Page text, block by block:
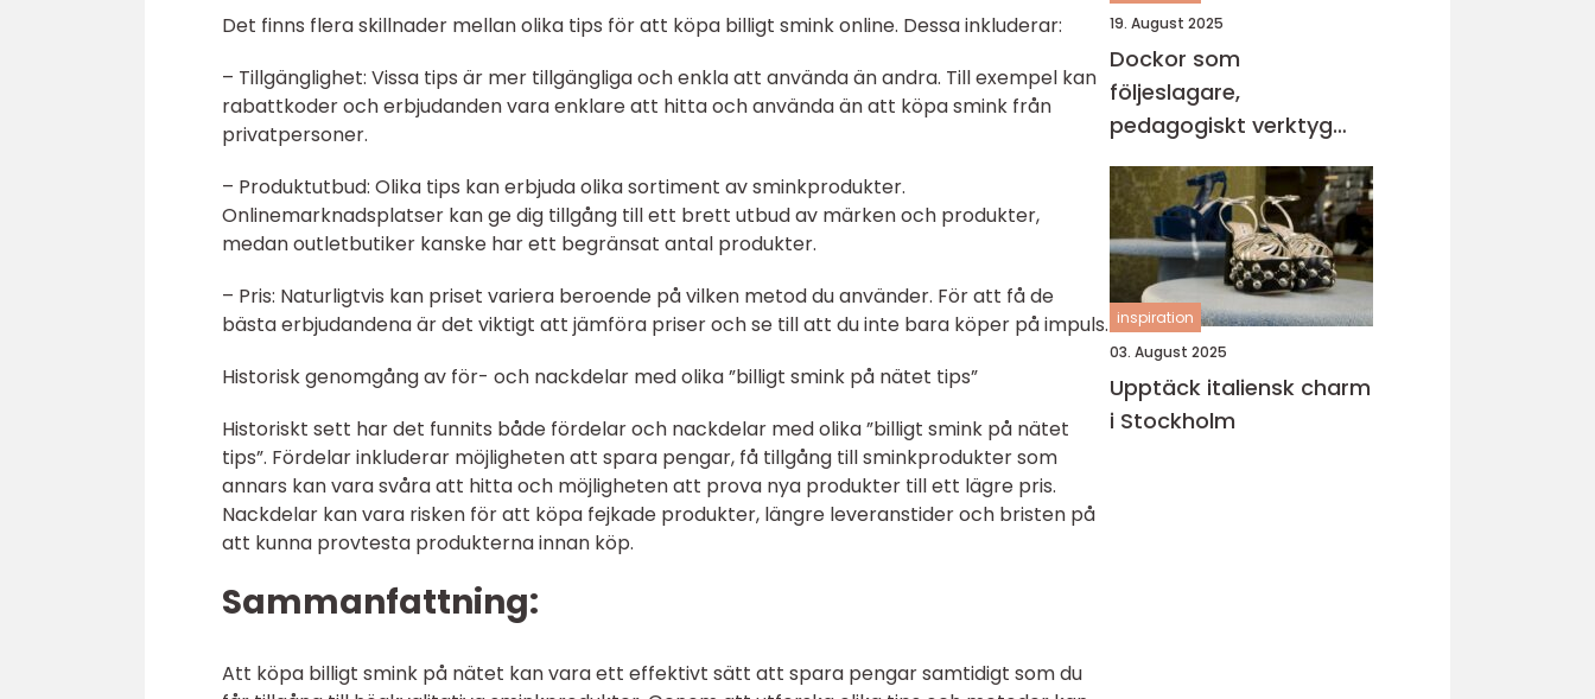
Det finns flera skillnader mellan olika tips för att köpa billigt smink online. Dessa inkluderar:
– Tillgänglighet: Vissa tips är mer tillgängliga och enkla att använda än andra. Till exempel kan
rabattkoder och erbjudanden vara enklare att hitta och använda än att köpa smink från
privatpersoner.
– Produktutbud: Olika tips kan erbjuda olika sortiment av sminkprodukter.
Onlinemarknadsplatser kan ge dig tillgång till ett brett utbud av märken och produkter,
medan outletbutiker kanske har ett begränsat antal produkter.
– Pris: Naturligtvis kan priset variera beroende på vilken metod du använder. För att få de
bästa erbjudandena är det viktigt att jämföra priser och se till att du inte bara köper på impuls.
Historisk genomgång av för- och nackdelar med olika ”billigt smink på nätet tips”
Historiskt sett har det funnits både fördelar och nackdelar med olika ”billigt smink på nätet
tips”. Fördelar inkluderar möjligheten att spara pengar, få tillgång till sminkprodukter som
annars kan vara svåra att hitta och möjligheten att prova nya produkter till ett lägre pris.
Nackdelar kan vara risken för att köpa fejkade produkter, längre leveranstider och bristen på
att kunna provtesta produkterna innan köp.
Sammanfattning:
Att köpa billigt smink på nätet kan vara ett effektivt sätt att spara pengar samtidigt som du
19. August 2025
Dockor som
följeslagare,
pedagogiskt verktyg
och trygghet i vardagen
inspiration
03. August 2025
Upptäck italiensk charm
i Stockholm